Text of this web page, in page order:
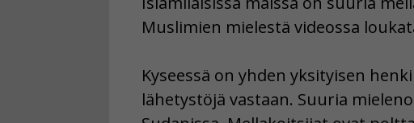
Muslimien mielestä videossa
Kyseessä on yhden yksityisen
lähetystöjä vastaan. Suuria